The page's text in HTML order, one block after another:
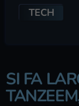
TECH
SI FA